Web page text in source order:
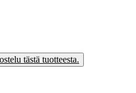
tästä tuotteesta.